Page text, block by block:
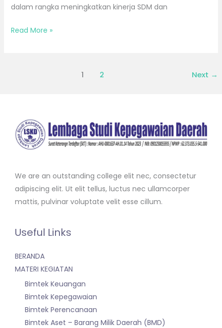
dalam rangka meningkatkan kinerja SDM dan
Read More »
1 2 Next →
We are an outstanding college elit nec, consectetur
adipiscing elit. Ut elit tellus, luctus nec ullamcorper
mattis, pulvinar voluptate velit esse cillum.
Useful Links
BERANDA
MATERI KEGIATAN
Bimtek Keuangan
Bimtek Kepegawaian
Bimtek Perencanaan
Bimtek Aset – Barang Milik Daerah (BMD)